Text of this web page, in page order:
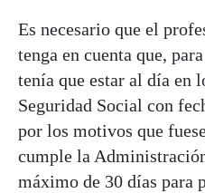
Es necesario que el
tenga en cuenta que,
tenía que estar al día en
Seguridad Social con
por los motivos que
cumple la
máximo de 30 días para